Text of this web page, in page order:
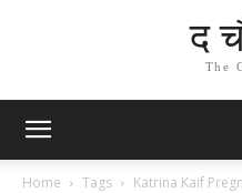
द
The
Home Tags Katrina Kaif